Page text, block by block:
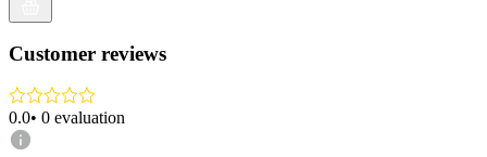
Customer reviews
0.0• 0 evaluation